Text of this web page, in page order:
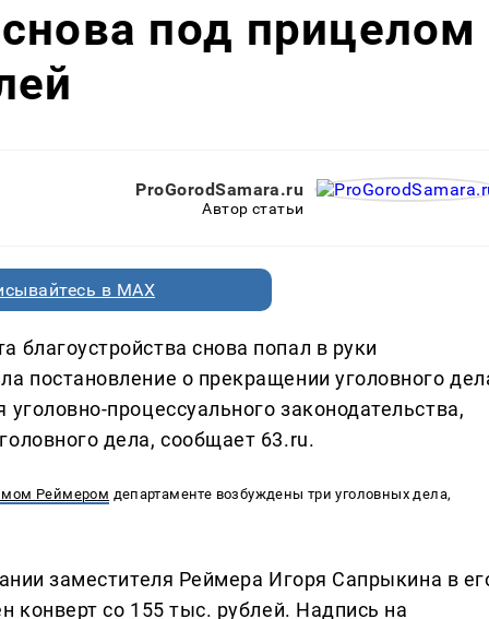
под прицелом
ProGorodSamara.ru
Автор статьи
в MAX
благоустройства снова попал в руки
постановление о прекращении уголовного
процессуального законодательства,
дела, сообщает 63.ru.
Реймером департаменте возбуждены три уголовных дела,
заместителя Реймера Игоря Сапрыкина в
конверт со 155 тыс. рублей. Надпись на